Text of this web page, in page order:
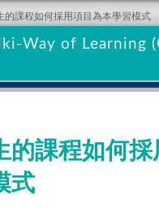
Way of Learning
的課程如何採用項目為本學習模式
的課程如何採
式